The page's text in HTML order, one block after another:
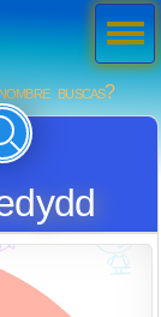
buscas?
Men
ú